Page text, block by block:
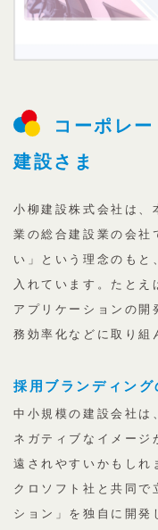
コーポレ
建設さま
小柳建設株式会社は、
業の総合建設業の会社
い」という理念のもと
入れています。たと
アプリケーションの開
務効率化などに取り組
採用ブランディング
中小規模の建設会社は
ネガティブなイメージ
遠されやすいかもしれ
クロソフト社と共同で
ション」を独自に開発